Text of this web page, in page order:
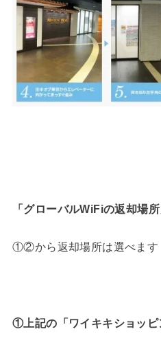
「グローバルWiFiの返却場所
①②から返却場所は選べます
①上記の「ワイキキショッピ